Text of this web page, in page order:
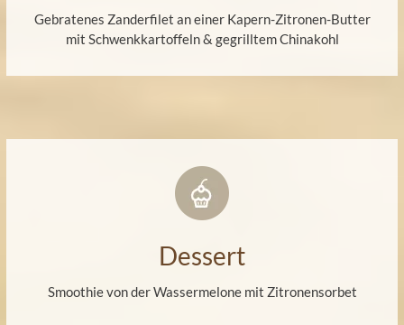
Gebratenes Zanderfilet an einer Kapern-Zitronen-Butter
mit Schwenkkartoffeln & gegrilltem Chinakohl
Dessert
Smoothie von der Wassermelone mit Zitronensorbet